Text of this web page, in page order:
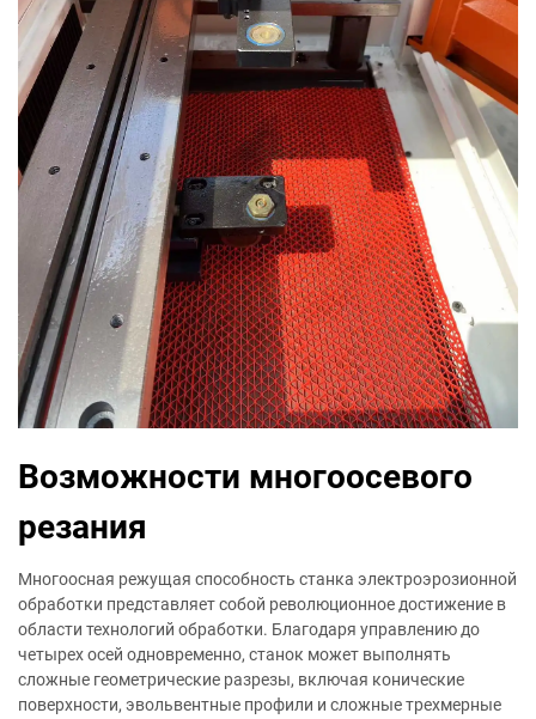
Возможности многоосевого
резания
Многоосная режущая способность станка электроэрозионной
обработки представляет собой революционное достижение в
области технологий обработки. Благодаря управлению до
четырех осей одновременно, станок может выполнять
сложные геометрические разрезы, включая конические
поверхности, эвольвентные профили и сложные трехмерные